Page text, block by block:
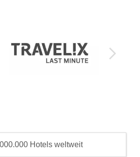
Hotels weltweit